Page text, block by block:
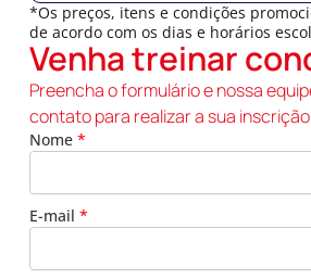
*Os preços, itens e condições
de acordo com os dias e horários
Venha treinar
Preencha o formulário e nossa
contato para realizar a sua
Nome *
E-mail *